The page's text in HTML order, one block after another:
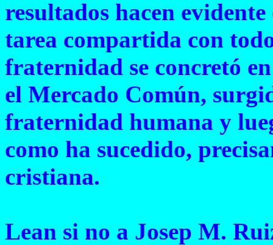
resultados hacen
tarea compartida con
fraternidad se concretó
el Mercado Común,
fraternidad humana y
como ha sucedido,
cristiana.
Lean si no a Josep M.